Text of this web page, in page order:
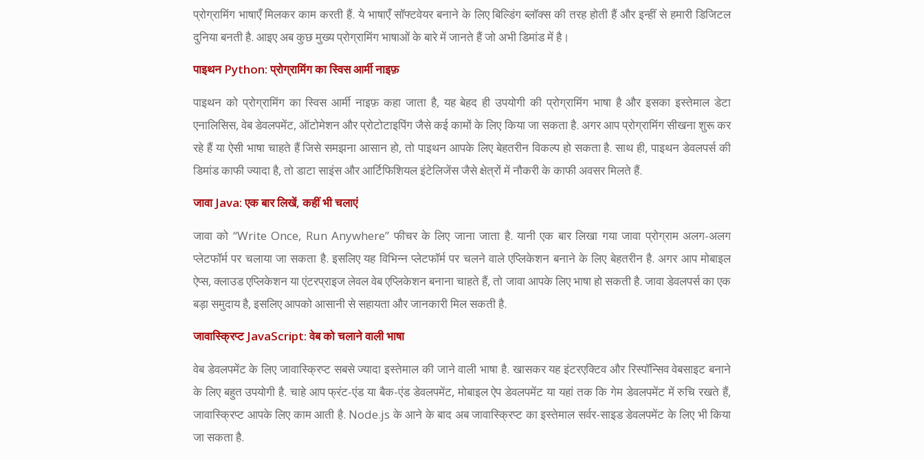
प्रोग्रामिंग भाषाएँ मिलकर काम करती हैं. ये भाषाएँ सॉफ्टवेयर बनाने के लिए बिल्डिंग ब्लॉक्स की तरह होती हैं और इन्हीं से हमारी डिजिटल
दुनिया बनती है. आइए अब कुछ मुख्य प्रोग्रामिंग भाषाओं के बारे में जानते हैं जो अभी डिमांड में है।
पाइथन Python: प्रोग्रामिंग का स्विस आर्मी नाइफ़
पाइथन को प्रोग्रामिंग का स्विस आर्मी नाइफ़ कहा जाता है, यह बेहद ही उपयोगी की प्रोग्रामिंग भाषा है और इसका इस्तेमाल डेटा
एनालिसिस, वेब डेवलपमेंट, ऑटोमेशन और प्रोटोटाइपिंग जैसे कई कामों के लिए किया जा सकता है. अगर आप प्रोग्रामिंग सीखना शुरू कर
रहे हैं या ऐसी भाषा चाहते हैं जिसे समझना आसान हो, तो पाइथन आपके लिए बेहतरीन विकल्प हो सकता है. साथ ही, पाइथन डेवलपर्स की
डिमांड काफी ज्यादा है, तो डाटा साइंस और आर्टिफिशियल इंटेलिजेंस जैसे क्षेत्रों में नौकरी के काफी अवसर मिलते हैं.
जावा Java: एक बार लिखें, कहीं भी चलाएं
जावा को “Write Once, Run Anywhere” फीचर के लिए जाना जाता है. यानी एक बार लिखा गया जावा प्रोग्राम अलग-अलग
प्लेटफॉर्म पर चलाया जा सकता है. इसलिए यह विभिन्न प्लेटफॉर्म पर चलने वाले एप्लिकेशन बनाने के लिए बेहतरीन है. अगर आप मोबाइल
ऐप्स, क्लाउड एप्लिकेशन या एंटरप्राइज लेवल वेब एप्लिकेशन बनाना चाहते हैं, तो जावा आपके लिए भाषा हो सकती है. जावा डेवलपर्स का एक
बड़ा समुदाय है, इसलिए आपको आसानी से सहायता और जानकारी मिल सकती है.
जावास्क्रिप्ट JavaScript: वेब को चलाने वाली भाषा
वेब डेवलपमेंट के लिए जावास्क्रिप्ट सबसे ज्यादा इस्तेमाल की जाने वाली भाषा है. खासकर यह इंटरएक्टिव और रिस्पॉन्सिव वेबसाइट बनाने
के लिए बहुत उपयोगी है. चाहे आप फ्रंट-एंड या बैक-एंड डेवलपमेंट, मोबाइल ऐप डेवलपमेंट या यहां तक ​​कि गेम डेवलपमेंट में रुचि रखते हैं,
जावास्क्रिप्ट आपके लिए काम आती है. Node.js के आने के बाद अब जावास्क्रिप्ट का इस्तेमाल सर्वर-साइड डेवलपमेंट के लिए भी किया
जा सकता है.